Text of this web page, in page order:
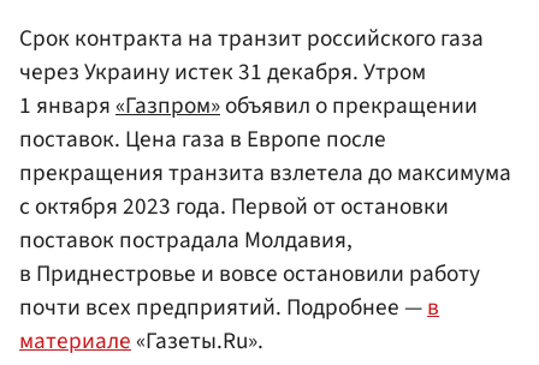
Срок контракта на транзит российского газа
через Украину истек 31 декабря. Утром
1 января«Газпром»объявил о прекращении
поставок. Цена газа в Европе после
прекращения транзита взлетела до максимума
с октября 2023 года. Первой от остановки
поставок пострадала Молдавия,
в Приднестровье и вовсе остановили работу
почти всех предприятий. Подробнее —в
материале«Газеты.Ru».